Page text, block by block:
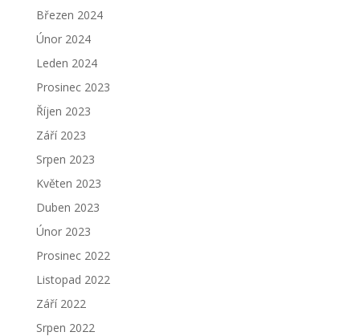
Březen 2024
Únor 2024
Leden 2024
Prosinec 2023
Říjen 2023
Září 2023
Srpen 2023
Květen 2023
Duben 2023
Únor 2023
Prosinec 2022
Listopad 2022
Září 2022
Srpen 2022